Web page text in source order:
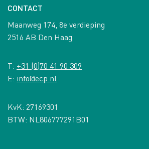
CONTACT
Maanweg 174, 8e verdieping
2516 AB Den Haag
T: +31 (0)70 41 90 309
E: info@ecp.nl
KvK: 27169301
BTW: NL806777291B01